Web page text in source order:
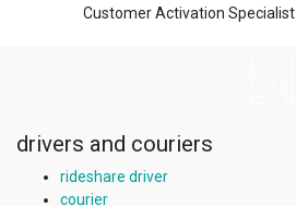
Customer Activation Specialist
drivers and couriers
rideshare driver
courier